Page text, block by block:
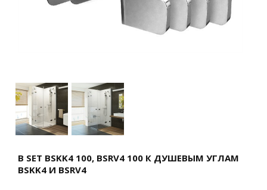
B SET BSKK4 100, BSRV4 100 К ДУШЕВЫМ УГЛАМ
BSKK4 И BSRV4